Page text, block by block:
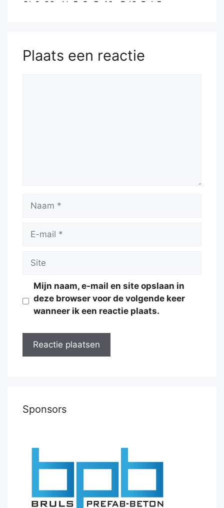
Qb6 39. Nc5 Qa5 40. Rd3 Bxb5
Plaats een reactie
Naam
Site
Mijn naam, e-mail en site opslaan in
deze browser voor de volgende keer
wanneer ik een reactie plaats.
Sponsors